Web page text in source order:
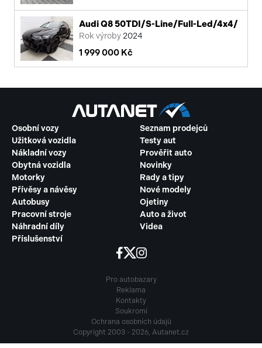
Audi Q8 50TDI/S-Line/Full-Led/4x4/
Rok výroby 2024
1 999 000 Kč
Osobní vozy
Užitková vozidla
Nákladní vozy
Obytná vozidla
Motorky
Přívěsy a návěsy
Autobusy
Pracovní stroje
Náhradní díly
Příslušenství
Seznam prodejců
Testy aut
Prověřit auto
Novinky
Rady a tipy
Nové modely
Ojetiny
Auto a život
Videa
Pro autobazary
Reklama
Kontakty
Soukromí
Ochrana osobních údajů
Copyright 2003 - 2026, Autanet.cz